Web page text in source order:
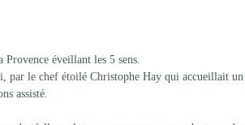
éveillant les 5 sens.
par le chef étoilé Christophe Hay qui accueillait un
assisté.